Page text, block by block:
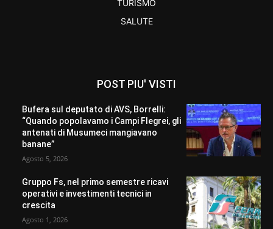
TURISMO
SALUTE
POST PIU' VISTI
Bufera sul deputato di AVS, Borrelli:
“Quando popolavamo i Campi Flegrei, gli
antenati di Musumeci mangiavano
banane”
Agosto 5, 2026
Gruppo Fs, nel primo semestre ricavi
operativi e investimenti tecnici in
crescita
Agosto 1, 2026